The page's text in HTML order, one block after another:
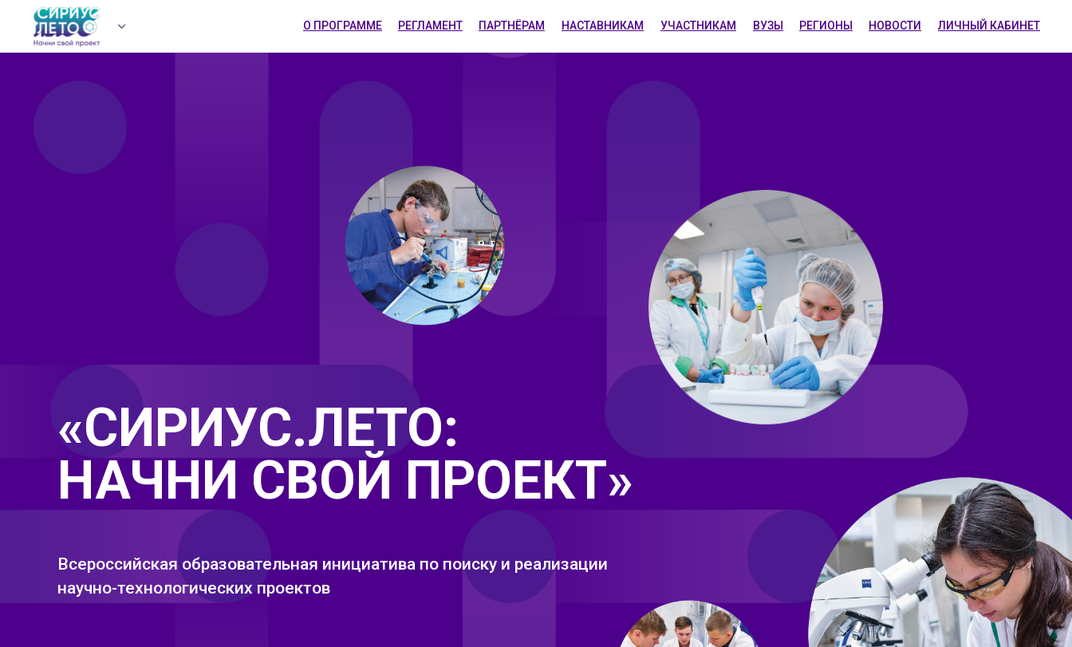
ЛИЧНЫЙ КАБИНЕТ
НОВОСТИ
РЕГИОНЫ
ВУЗЫ
УЧАСТНИКАМ
НАСТАВНИКАМ
ПАРТНЁРАМ
РЕГЛАМЕНТ
О ПРОГРАММЕ
«СИРИУС.ЛЕТО:
НАЧНИ СВОЙ ПРОЕКТ»
Всероссийская образовательная инициатива по поиску и реализации
научно-технологических проектов